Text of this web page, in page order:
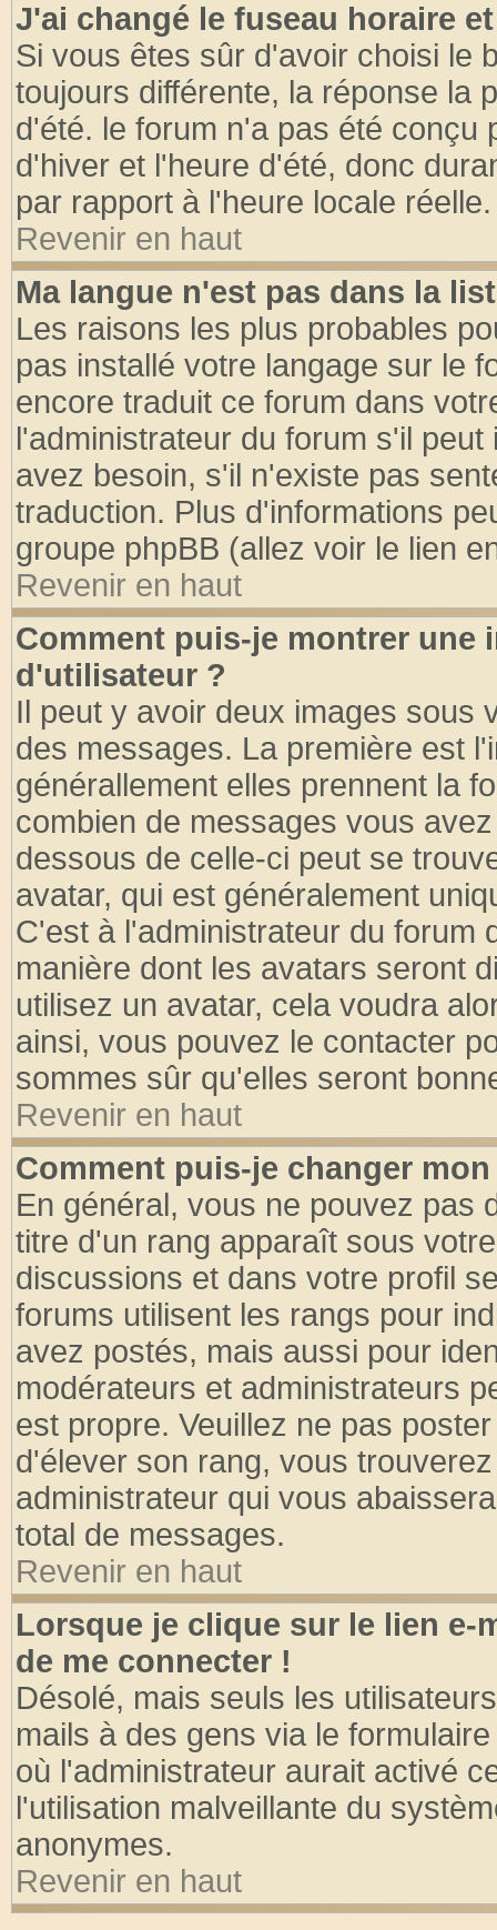
J'ai changé le fuseau horaire
Si vous êtes sûr d'avoir choisi le
toujours différente, la réponse la
d'été. le forum n'a pas été conçu
d'hiver et l'heure d'été, donc
par rapport à l'heure locale réelle.
Revenir en haut
Ma langue n'est pas dans la
Les raisons les plus probables
pas installé votre langage sur le
encore traduit ce forum dans
l'administrateur du forum s'il
avez besoin, s'il n'existe pas
traduction. Plus d'informations
groupe phpBB (allez voir le lien
Revenir en haut
Comment puis-je montrer une
d'utilisateur ?
Il peut y avoir deux images sous
des messages. La première est
générallement elles prennent la
combien de messages vous
dessous de celle-ci peut se
avatar, qui est généralement
C'est à l'administrateur du forum
manière dont les avatars seront
utilisez un avatar, cela voudra
ainsi, vous pouvez le contacter
sommes sûr qu'elles seront
Revenir en haut
Comment puis-je changer
En général, vous ne pouvez pas
titre d'un rang apparaît sous
discussions et dans votre profil
forums utilisent les rangs pour
avez postés, mais aussi pour
modérateurs et administrateurs
est propre. Veuillez ne pas
d'élever son rang, vous
administrateur qui vous
total de messages.
Revenir en haut
Lorsque je clique sur le lien e-
de me connecter !
Désolé, mais seuls les
mails à des gens via le
où l'administrateur aurait activé
l'utilisation malveillante du
anonymes.
Revenir en haut